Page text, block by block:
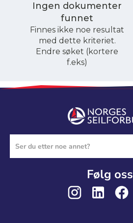
Ingen dokumenter
funnet
Finnes ikke noe resultat
med dette kriteriet.
Endre søket (kortere
f.eks)
Følg oss